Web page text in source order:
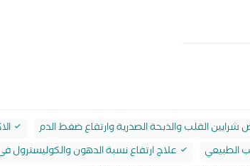
شرايين القلب والذبحة الصدرية وارتقاع ضغط الدم
الطبيعي علاج ارتفاع نسبة الدهون والكوليسترول